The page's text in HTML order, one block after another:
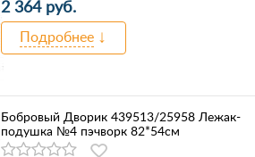
2 364 руб.
Подробнее
Бобровый Дворик 439513/25958 Лежак-
подушка №4 пэчворк 82*54см